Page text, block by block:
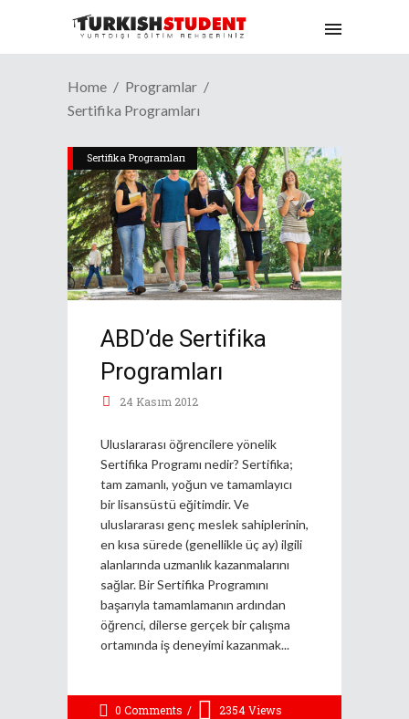
Home
Programlar
Sertifika Programları
Sertifika Programları
ABD’de Sertifika
Programları
24 Kasım 2012
Uluslararası öğrencilere yönelik
Sertifika Programı nedir? Sertifika;
tam zamanlı, yoğun ve tamamlayıcı
bir lisansüstü eğitimdir. Ve
uluslararası genç meslek sahiplerinin,
en kısa sürede (genellikle üç ay) ilgili
alanlarında uzmanlık kazanmalarını
sağlar. Bir Sertifika Programını
başarıyla tamamlamanın ardından
öğrenci, dilerse gerçek bir çalışma
ortamında iş deneyimi kazanmak
0 Comments 2354Views